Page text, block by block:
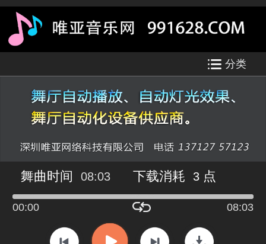
分类
舞曲时间 08:03 下载消耗 3 点
00:00 08:03